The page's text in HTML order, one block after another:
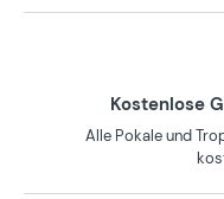
Kostenlose
Alle Pokale und